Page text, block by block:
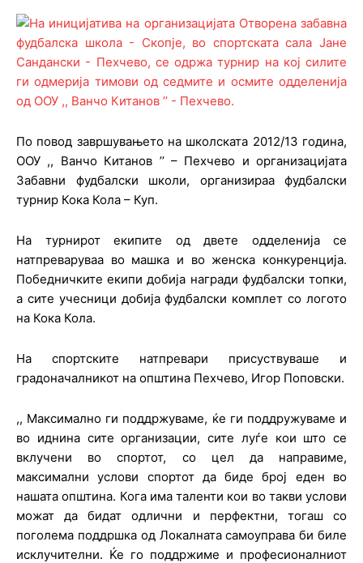
По повод завршувањето на школската 2012/13 година,
ООУ ,, Ванчо Китанов ’’ – Пехчево и организацијата
Забавни фудбалски школи, организираа фудбалски
турнир Кока Кола – Куп.
На турнирот екипите од двете одделенија се
натпреваруваа во машка и во женска конкуренција.
Победничките екипи добија награди фудбалски топки,
а сите учесници добија фудбалски комплет со логото
на Кока Кола.
На спортските натпревари присуствуваше и
градоначалникот на општина Пехчево, Игор Поповски.
,, Максимално ги поддржуваме, ќе ги поддружуваме и
во иднина сите организации, сите луѓе кои што се
вклучени во спортот, со цел да направиме,
максимални услови спортот да биде број еден во
нашата општина. Кога има таленти кои во такви услови
можат да бидат одлични и перфектни, тогаш со
поголема поддршка од Локалната самоуправа би биле
исклучителни. Ќе го поддржиме и професионалниот